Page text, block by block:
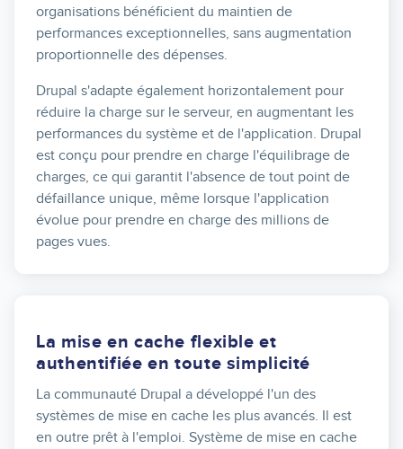
organisations bénéficient du maintien de
performances exceptionnelles, sans augmentation
proportionnelle des dépenses.
Drupal s'adapte également horizontalement pour
réduire la charge sur le serveur, en augmentant les
performances du système et de l'application. Drupal
est conçu pour prendre en charge l'équilibrage de
charges, ce qui garantit l'absence de tout point de
défaillance unique, même lorsque l'application
évolue pour prendre en charge des millions de
pages vues.
La mise en cache flexible et
authentifiée en toute simplicité
La communauté Drupal a développé l'un des
systèmes de mise en cache les plus avancés. Il est
en outre prêt à l'emploi. Système de mise en cache